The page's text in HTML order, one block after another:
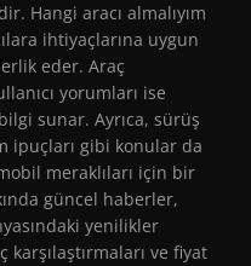
Hangi aracı almalıyım
ihtiyaçlarına uygun
eder. Araç
yorumları ise
sunar. Ayrıca, sürüş
ipuçları gibi konular da
meraklıları için bir
güncel haberler,
yenilikler
ve fiyat